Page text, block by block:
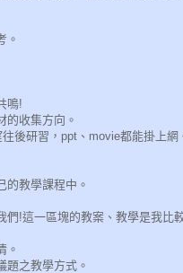
。
鳴!
的收集方向。
後研習，ppt、movie都能掛上網
的教學課程中。
!這一區塊的教案、教學是我比
。
題之教學方式。